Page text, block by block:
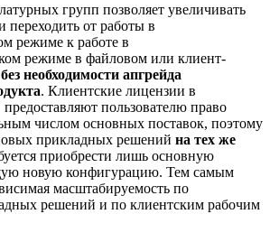
групп позволяет увеличивать
переходить от работы в
режиме к работе в
режиме в файловом или клиент-
без необходимости апгрейда
. Клиентские лицензии в
пользователю право
числом основных поставок, поэтому
прикладных решений на тех же
приобрести лишь основную
новую конфигурацию. Тем самым
масштабируемость по
решений и по клиентским рабочим